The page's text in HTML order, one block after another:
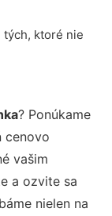
tých, ktoré nie
? Ponúkame
cenovo
vašim
a ozvite sa
nielen na